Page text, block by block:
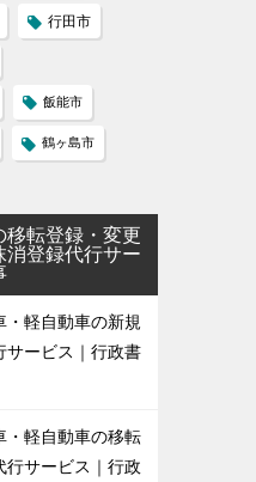
行田市
飯能市
鶴ヶ島市
移転登録・変更
消登録代行サー
・軽自動車の新規
サービス｜行政書
・軽自動車の移転
行サービス｜行政